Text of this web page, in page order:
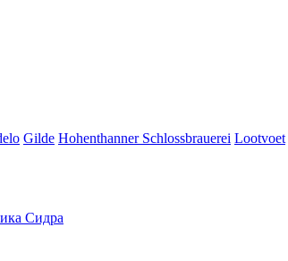
Gilde Hohenthanner Schlossbrauerei Lootvoet
Сидра